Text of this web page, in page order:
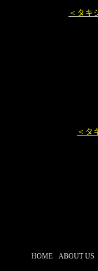
＜タキ
＜タ
HOME ABOUT US